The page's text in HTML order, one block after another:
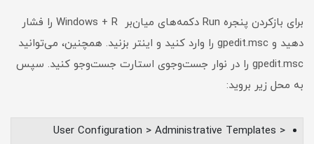
برای باز‌کردن پنجره Run دکمه‌های میان‌بر Windows + R را فشار
دهید و gpedit.msc را وارد کنید و اینتر بزنید. همچنین، می‌توانید
gpedit.msc را در نوار جست‌وجوی استارت جست‌وجو کنید. سپس
به محل زیر بروید:
User Configuration > Administrative Templates >